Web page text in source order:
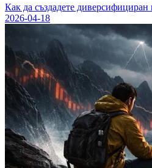
Как да създадете
2026-04-18